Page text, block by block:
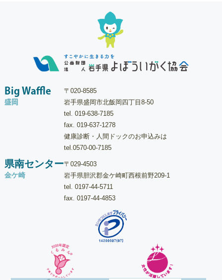
Big Waffle
盛岡
〒020-8585
岩手県盛岡市北飯岡四丁目8-50
tel. 019-638-7185
fax. 019-637-1278
健康診断・人間ドックのお申込みは
tel. 0570-00-7185
県南センター
金ケ崎
〒029-4503
岩手県胆沢郡金ケ崎町西根前野209-1
tel. 0197-44-5711
fax. 0197-44-4853